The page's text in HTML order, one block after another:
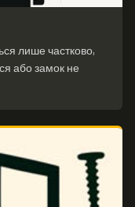
лише частково,
або замок не